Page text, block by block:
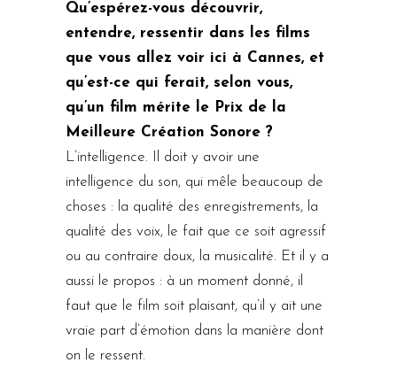
Qu’espérez-vous découvrir,
entendre, ressentir dans les films
que vous allez voir ici à Cannes, et
qu’est-ce qui ferait, selon vous,
qu’un film mérite le Prix de la
Meilleure Création Sonore ?
L’intelligence. Il doit y avoir une
intelligence du son, qui mêle beaucoup de
choses : la qualité des enregistrements, la
qualité des voix, le fait que ce soit agressif
ou au contraire doux, la musicalité. Et il y a
aussi le propos : à un moment donné, il
faut que le film soit plaisant, qu’il y ait une
vraie part d’émotion dans la manière dont
on le ressent.